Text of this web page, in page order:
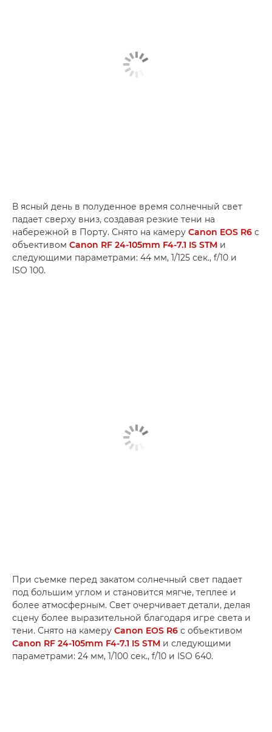
В ясный день в полуденное время солнечный свет
падает сверху вниз, создавая резкие тени на
набережной в Порту. Снято на камеру Canon EOS R6 с
объективом Canon RF 24-105mm F4-7.1 IS STM и
следующими параметрами: 44 мм, 1/125 сек., f/10 и
ISO 100.
При съемке перед закатом солнечный свет падает
под большим углом и становится мягче, теплее и
более атмосферным. Свет очерчивает детали, делая
сцену более выразительной благодаря игре света и
тени. Снято на камеру Canon EOS R6 с объективом
Canon RF 24-105mm F4-7.1 IS STM и следующими
параметрами: 24 мм, 1/100 сек., f/10 и ISO 640.